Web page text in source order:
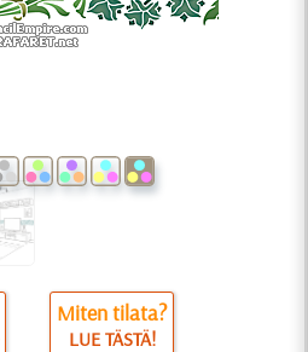
Miten tilata?
LUE TÄSTÄ!